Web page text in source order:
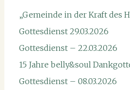
„Gemeinde in der Kraft des
Gottesdienst 29.03.2026
Gottesdienst – 22.03.2026
15 Jahre belly&soul
Gottesdienst – 08.03.2026